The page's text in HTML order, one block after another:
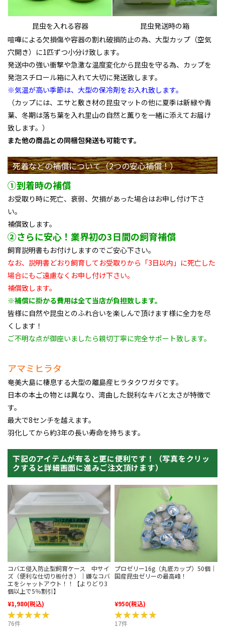
昆虫を入れる容器
昆虫発送時の箱
喧嘩による欠損傷や容器の割れ破損防止の為、大型カップ（空気
穴開き）に1匹ずつ小分け致します。
発送中の強い衝撃や急激な温度変化から昆虫を守る為、カップを
発泡スチロール箱に入れて大切に発送致します。
※気温が高い季節は、大型の保冷剤をお入れ致します。
（カップには、エサと敷き材の昆虫マットの他に夏季は新緑や青
葉、冬期は落ち葉を入れ里山の自然と薫りを一緒に添えてお届け
致します。）
また他の商品との同梱包発送も可能です。
死着などの補償について（2つの安心補償！）
①到着時の補償
お受取り時に死亡、衰弱、欠損があった場合はお申し付け下さ
い。
補償致します。
②さらに安心！業界初の3日間の飼育補償
飼育説明書もお付けしますのでご安心下さい。
なお、説明書どおり飼育してお受取りから「3日以内」に死亡した
場合にもご遠慮なくお申し付け下さい。
補償致します。
※補償に掛かる費用は全て当店が負担致します。
皆様に自然や昆虫とのふれ合いを楽しんで頂けます様に全力を尽
くします！
ご不明な点が御座いましたら親切丁寧に完全サポート致します。
アマミヒラタ
奄美大島に棲息する大型の離島産ヒラタクワガタです。
日本の本土の物とは異なり、湾曲した鋭利なキバと太さが特徴で
す。
最大で8センチを越えます。
羽化してから約3年の長い寿命を持ちます。
下記のアイテムが有ると更に便利です！（写真をクリッ
クすると詳細画面に進みご注文頂けます）
コバエ侵入防止型飼育ケース 中サイ
ズ（便利な仕切り板付き）｜嫌なコバ
エをシャットアウト！！【よりどり3
個以上で5％割引】
¥1,980(税込)
★★★★★
★★★★★
76件
プロゼリー16g（丸底カップ）50個｜
国産昆虫ゼリーの最高峰！
¥950(税込)
★★★★★
★★★★★
17件